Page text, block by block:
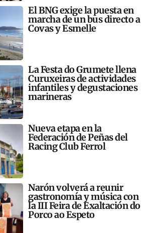
El BNG exige la puesta en
marcha de un bus directo a
Covas y Esmelle
La Festa do Grumete llena
Curuxeiras de actividades
infantiles y degustaciones
marineras
Nueva etapa en la
Federación de Peñas del
Racing Club Ferrol
Narón volverá a reunir
gastronomía y música con
la III Feira de Exaltación do
Porco ao Espeto